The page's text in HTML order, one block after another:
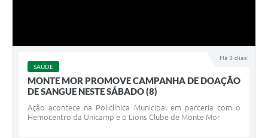
Há 3 dias
SAÚDE
MONTE MOR PROMOVE CAMPANHA DE DOAÇÃO
DE SANGUE NESTE SÁBADO (8)
Ação acontece na Policlínica Municipal em parceria com o
Hemocentro da Unicamp e o Lions Clube de Monte Mor